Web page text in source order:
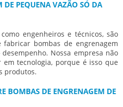
DE PEQUENA VAZÃO SÓ DA
engenheiros e técnicos, são
fabricar bombas de engrenagem
Nossa empresa não
tecnologia, porque é isso que
produtos.
BOMBAS DE ENGRENAGEM DE